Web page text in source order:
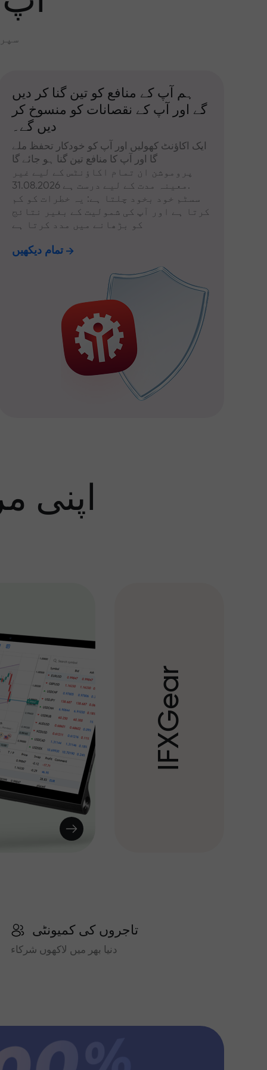
ہم آپ کے منافع کو تین گنا کر دیں
گے اور آپ کے نقصانات کو منسوخ کر
دیں گے۔
ایک اکاؤنٹ کھولیں اور آپ کو خودکار تحفظ ملے
گا اور آپ کا منافع تین گنا ہو جائے گا
پروموشن ان تمام اکاؤنٹس کے لیے غیر
معینہ مدت کے لیے درست ہے 31.08.2026.
سسٹم خود بخود چلتا ہے: یہ خطرات کو کم
کرتا ہے اور آپ کی شمولیت کے بغیر نتائج
کو بڑھانے میں مدد کرتا ہے
تمام دیکھیں
اپنی
I
F
X
G
e
a
r
تاجروں کی کمیونٹی
دنیا بھر میں لاکھوں شرکاء